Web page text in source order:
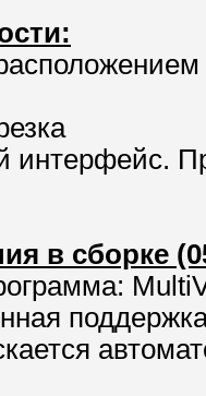
интерфейс.
в сборке